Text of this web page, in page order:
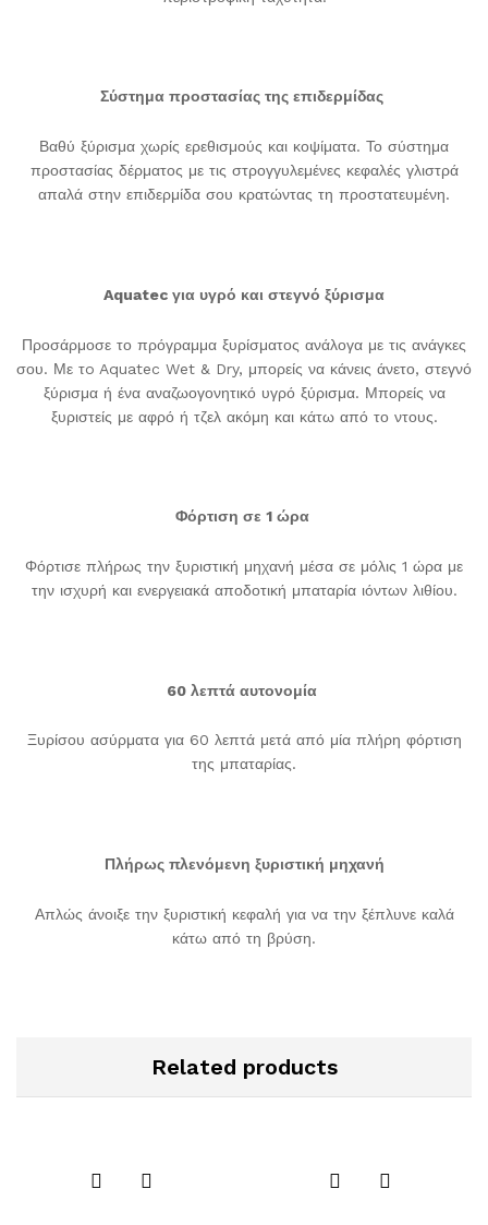
Σύστημα προστασίας της επιδερμίδας
Βαθύ ξύρισμα χωρίς ερεθισμούς και κοψίματα. Το σύστημα
προστασίας δέρματος με τις στρογγυλεμένες κεφαλές γλιστρά
απαλά στην επιδερμίδα σου κρατώντας τη προστατευμένη.
Aquatec για υγρό και στεγνό ξύρισμα
Προσάρμοσε το πρόγραμμα ξυρίσματος ανάλογα με τις ανάγκες
σου. Με τo Aquatec Wet & Dry, μπορείς να κάνεις άνετο, στεγνό
ξύρισμα ή ένα αναζωογονητικό υγρό ξύρισμα. Μπορείς να
ξυριστείς με αφρό ή τζελ ακόμη και κάτω από το ντους.
Φόρτιση σε 1 ώρα
Φόρτισε πλήρως την ξυριστική μηχανή μέσα σε μόλις 1 ώρα με
την ισχυρή και ενεργειακά αποδοτική μπαταρία ιόντων λιθίου.
60 λεπτά αυτονομία
Ξυρίσου ασύρματα για 60 λεπτά μετά από μία πλήρη φόρτιση
της μπαταρίας.
Πλήρως πλενόμενη ξυριστική μηχανή
Απλώς άνοιξε την ξυριστική κεφαλή για να την ξέπλυνε καλά
κάτω από τη βρύση.
Related products